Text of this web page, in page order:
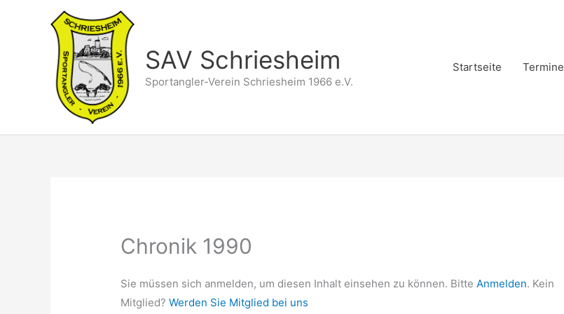
SAV Schriesheim
Sportangler-Verein Schriesheim 1966 e.V.
Startseite Termine
Chronik 1990
Sie müssen sich anmelden, um diesen Inhalt einsehen zu können. BitteAnmelden. Kein
Mitglied?Werden Sie Mitglied bei uns